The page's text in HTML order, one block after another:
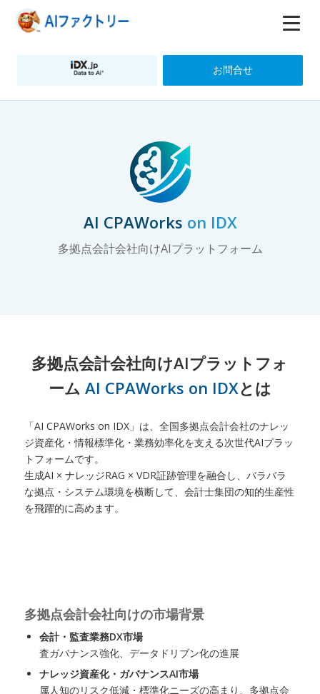
お問合せ
AI CPAWorks on IDX
多拠点会計会社向けAIプラットフォーム
多拠点会計会社向けAIプラットフォ
ーム AI CPAWorks on IDXとは
「AI CPAWorks on IDX」は、全国多拠点会計会社のナレッ
ジ資産化・情報標準化・業務効率化を支える次世代AIプラッ
トフォームです。
生成AI × ナレッジRAG × VDR証跡管理を融合し、バラバラ
な拠点・システム環境を横断して、会計士集団の知的生産性
を飛躍的に高めます。
多拠点会計会社向けの市場背景
会計・監査業務DX市場
査ガバナンス強化、データドリブン化の進展
ナレッジ資産化・ガバナンスAI市場
属人知のリスク低減・標準化ニーズの高まり、多拠点会